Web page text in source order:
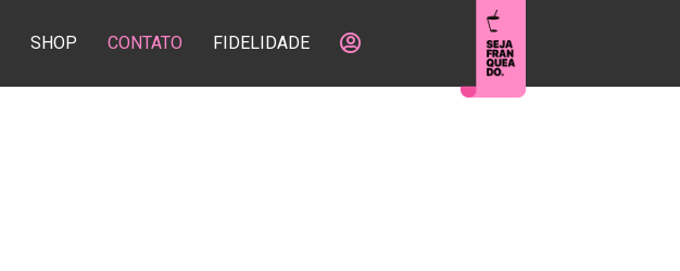
SHOP CONTATO FIDELIDADE